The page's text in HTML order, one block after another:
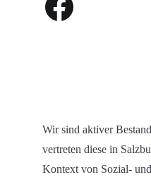
Wir sind aktiver
vertreten diese in
Kontext von Sozial-